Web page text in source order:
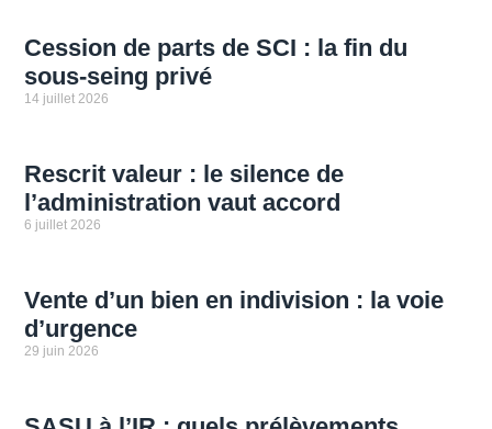
Cession de parts de SCI : la fin du
sous-seing privé
14 juillet 2026
Rescrit valeur : le silence de
l’administration vaut accord
6 juillet 2026
Vente d’un bien en indivision : la voie
d’urgence
29 juin 2026